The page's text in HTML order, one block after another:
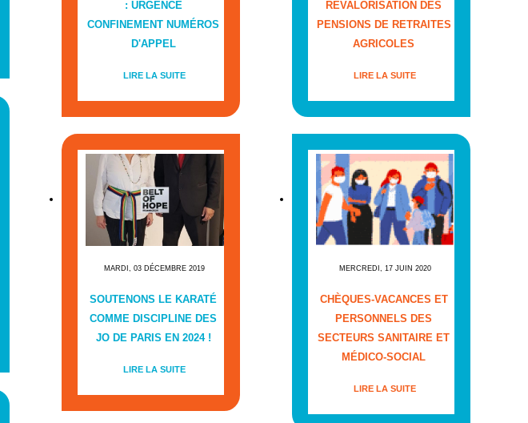
: URGENCE
CONFINEMENT NUMÉROS
D'APPEL
LIRE LA SUITE
MARDI, 03 DÉCEMBRE 2019
SOUTENONS LE KARATÉ
COMME DISCIPLINE DES
JO DE PARIS EN 2024 !
LIRE LA SUITE
REVALORISATION DES
PENSIONS DE RETRAITES
AGRICOLES
LIRE LA SUITE
MERCREDI, 17 JUIN 2020
CHÈQUES-VACANCES ET
PERSONNELS DES
SECTEURS SANITAIRE ET
MÉDICO-SOCIAL
LIRE LA SUITE